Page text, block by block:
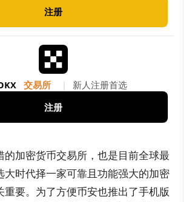
注册
交易所 |
新人注册首选
注册
的加密货币交易所，也是目前全球最
大时代择一家可靠且功能强大的加密
重要。为了方便币安也推出了手机版